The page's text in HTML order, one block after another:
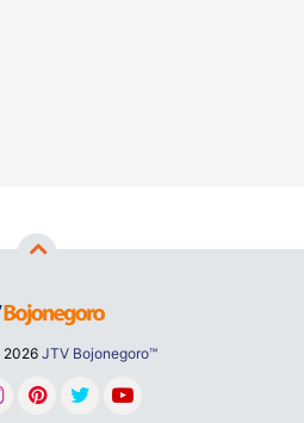
2026 JTV Bojonegoro™